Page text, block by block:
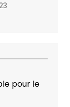
pour le